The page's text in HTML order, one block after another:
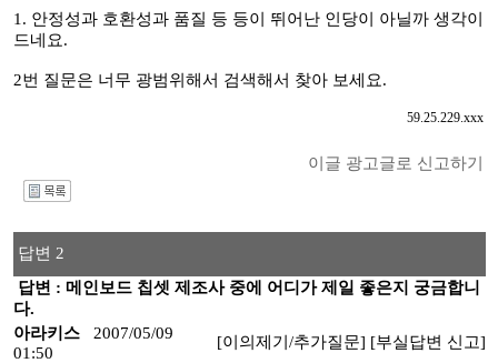
1. 안정성과 호환성과 품질 등 등이 뛰어난 인당이 아닐까 생각이
드네요.
2번 질문은 너무 광범위해서 검색해서 찾아 보세요.
59.25.229.xxx
이글 광고글로 신고하기
답변 2
답변 : 메인보드 칩셋 제조사 중에 어디가 제일 좋은지 궁금합니
다.
아라키스
2007/05/09
01:50
[이의제기/추가질문] [부실답변 신고]